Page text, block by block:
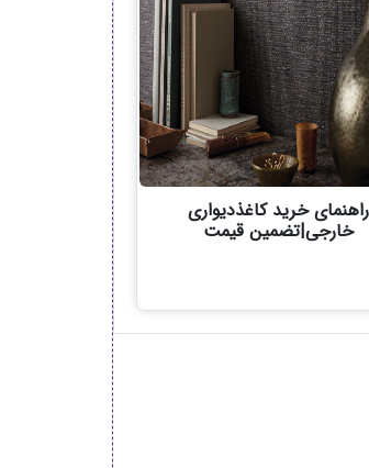
راهنمای خرید کاغذدیواری
خارجی|تضمین قیمت